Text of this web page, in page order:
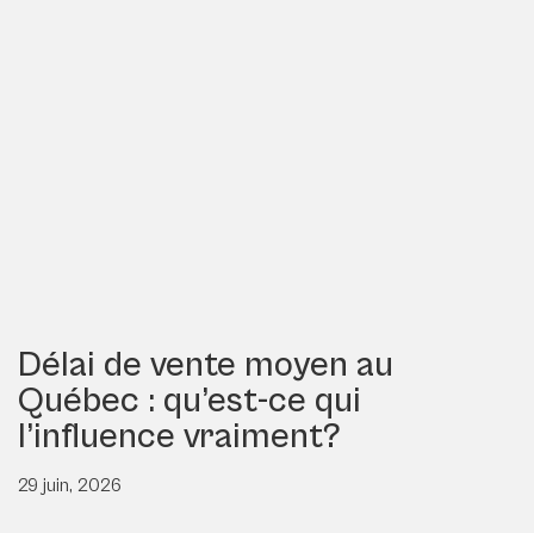
Délai de vente moyen au
Québec : qu’est-ce qui
l’influence vraiment?
29 juin, 2026